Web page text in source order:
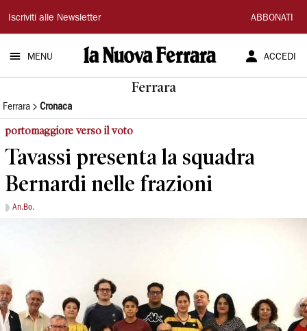
La
Nuova
Ferrara
Iscriviti alle Newsletter ABBONATI
MENU ACCEDI
Ferrara
Ferrara Cronaca
portomaggiore verso il voto
Tavassi presenta la squadra
Bernardi nelle frazioni
An.Bo.